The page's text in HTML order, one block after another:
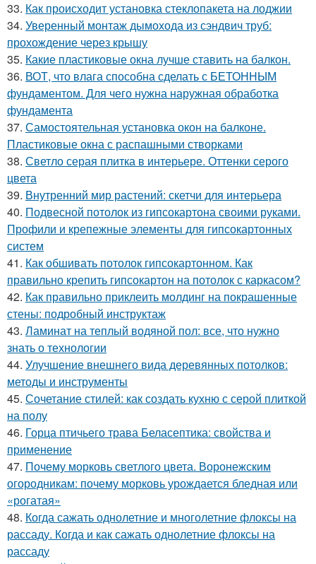
33. Как происходит установка стеклопакета на лоджии
34. Уверенный монтаж дымохода из сэндвич труб:
прохождение через крышу
35. Какие пластиковые окна лучше ставить на балкон.
36. ВОТ, что влага способна сделать с БЕТОННЫМ
фундаментом. Для чего нужна наружная обработка
фундамента
37. Самостоятельная установка окон на балконе.
Пластиковые окна с распашными створками
38. Светло серая плитка в интерьере. Оттенки серого
цвета
39. Внутренний мир растений: скетчи для интерьера
40. Подвесной потолок из гипсокартона своими руками.
Профили и крепежные элементы для гипсокартонных
систем
41. Как обшивать потолок гипсокартонном. Как
правильно крепить гипсокартон на потолок с каркасом?
42. Как правильно приклеить молдинг на покрашенные
стены: подробный инструктаж
43. Ламинат на теплый водяной пол: все, что нужно
знать о технологии
44. Улучшение внешнего вида деревянных потолков:
методы и инструменты
45. Сочетание стилей: как создать кухню с серой плиткой
на полу
46. Горца птичьего трава Беласептика: свойства и
применение
47. Почему морковь светлого цвета. Воронежским
огородникам: почему морковь урождается бледная или
«рогатая»
48. Когда сажать однолетние и многолетние флоксы на
рассаду. Когда и как сажать однолетние флоксы на
рассаду